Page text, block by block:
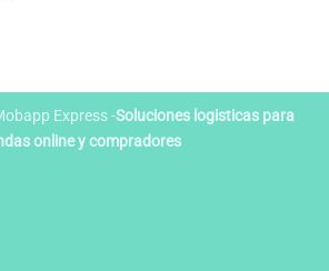
Express -Soluciones logisticas para
online y compradores